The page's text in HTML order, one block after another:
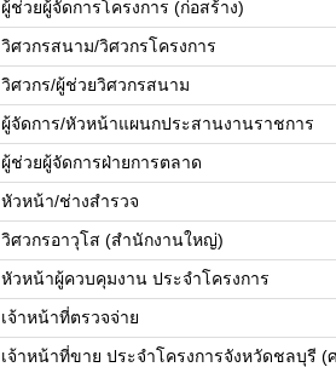
ผู้ช่วยผู้จัดการโครงการ (ก่อสร้าง)
วิศวกรสนาม/วิศวกรโครงการ
วิศวกร/ผู้ช่วยวิศวกรสนาม
ผู้จัดการ/หัวหน้าแผนกประสานงานราชการ
ผู้ช่วยผู้จัดการฝ่ายการตลาด
หัวหน้า/ช่างสำรวจ
วิศวกรอาวุโส (สำนักงานใหญ่)
หัวหน้าผู้ควบคุมงาน ประจำโครงการ
เจ้าหน้าที่ตรวจจ่าย
เจ้าหน้าที่ขาย ประจำโครงการจังหวัดชลบุรี (